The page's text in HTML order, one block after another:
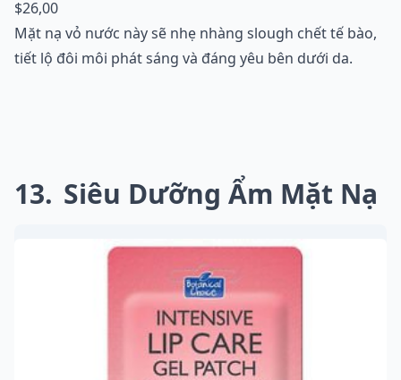
$26,00
Mặt nạ vỏ nước này sẽ nhẹ nhàng slough chết tế bào,
tiết lộ đôi môi phát sáng và đáng yêu bên dưới da.
13 Siêu Dưỡng Ẩm Mặt Nạ